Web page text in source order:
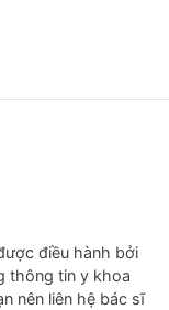
điều hành bởi
thông tin y khoa
nên liên hệ bác sĩ